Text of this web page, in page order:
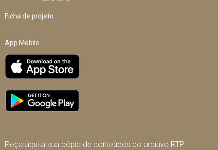
Ficha de projeto
App Mobile
Peça aqui a sua cópia de conteúdos do arquivo RTP